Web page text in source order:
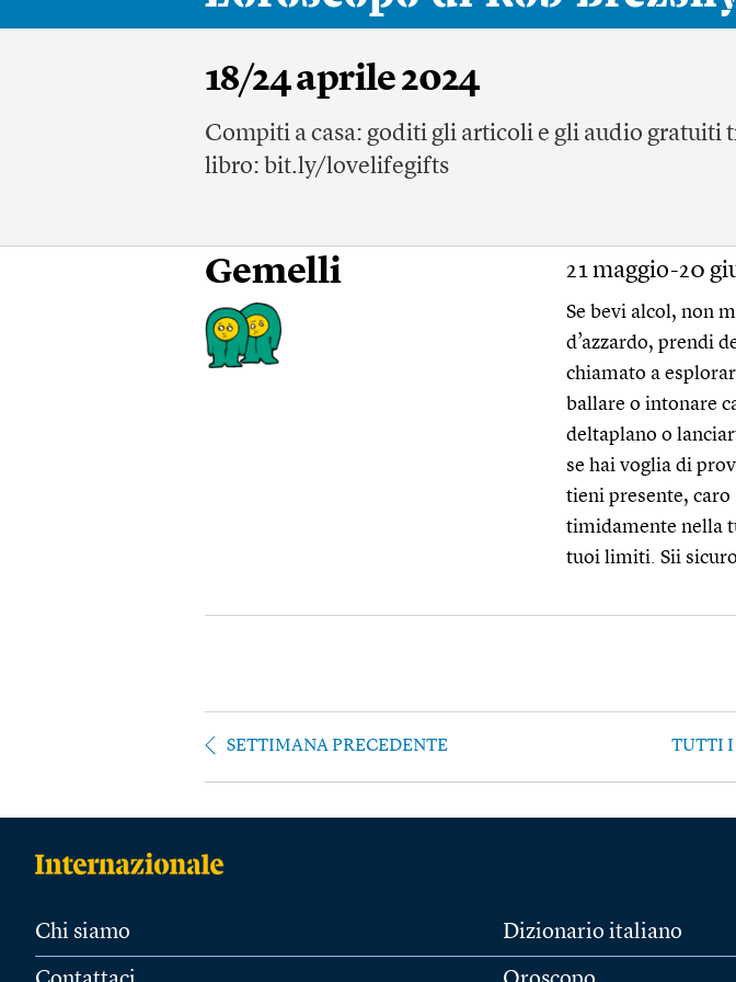
18/24 aprile 2024
Compiti a casa: goditi gli articoli e gli audio gratuiti
libro: bit.ly/lovelifegifts
Gemelli 21 maggio-20
Se bevi alcol, non
d’azzardo, prendi
chiamato a
ballare o intonare
deltaplano o
se hai voglia di
tieni presente,
timidamente nella
tuoi limiti. Sii
SETTIMANA PRECEDENTE TUTTI I
Chi siamo Dizionario italiano